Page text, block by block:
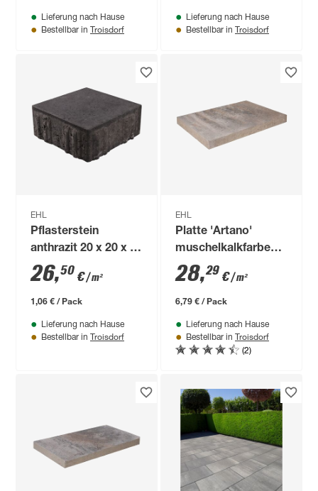
Lieferung nach Hause
Bestellbar in Troisdorf
Lieferung nach Hause
Bestellbar in Troisdorf
EHL
Pflasterstein
anthrazit 20 x 20 x 8
cm
26,50 €/ m²
1,06 € / Pack
Lieferung nach Hause
Bestellbar in Troisdorf
EHL
Platte 'Artano'
muschelkalkfarben
60 x 40 x 4 cm
28,29 €/ m²
6,79 € / Pack
Lieferung nach Hause
Bestellbar in Troisdorf
(2)